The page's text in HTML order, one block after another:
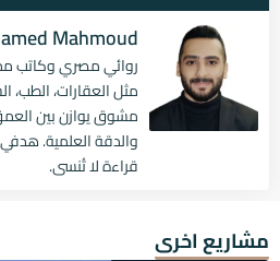
Mahmoud
روائي مصري وكاتب
مثل العقارات، الطب،
مشوق يوازن بين
والدقة العلمية.
قراءة لا تُنسى.
مشاريع اخرى